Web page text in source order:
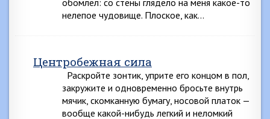
обомлел: со стены глядело на меня какое-то
нелепое чудовище. Плоское, как…
Центробежная сила
Раскройте зонтик, уприте его концом в пол,
закружите и одновременно бросьте внутрь
мячик, скомканную бумагу, носовой платок —
вообще какой-нибудь легкий и неломкий